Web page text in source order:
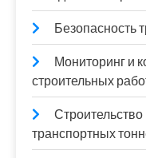
Безопасность
Мониторинг и
строительных
Строительство
транспортных